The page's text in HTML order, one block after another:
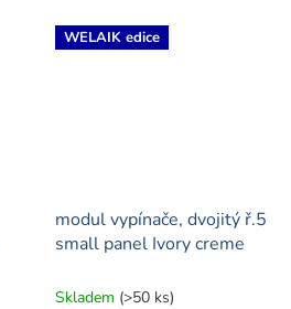
WELAIK edice
modul vypínače, dvojitý ř.5
small panel Ivory creme
Skladem (>50 ks)